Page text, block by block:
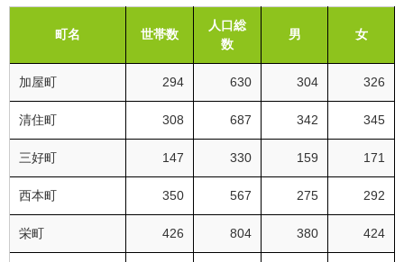
町名 世帯数
人口総
数
男 女
加屋町 294 630 304 326
清住町 308 687 342 345
三好町 147 330 159 171
西本町 350 567 275 292
栄町 426 804 380 424